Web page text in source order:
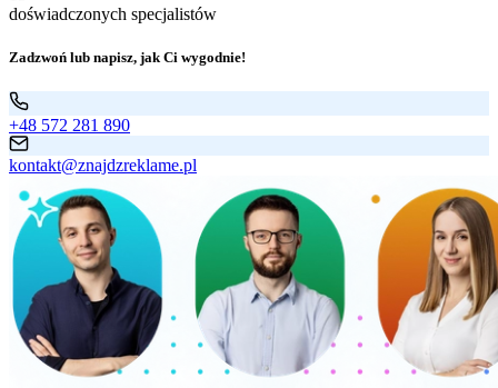
doświadczonych specjalistów
Zadzwoń lub napisz, jak Ci wygodnie!
+48 572 281 890
kontakt@znajdzreklame.pl